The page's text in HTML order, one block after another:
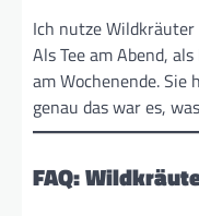
Ich nutze
Als Tee am Abend,
am Wochenende.
genau das war es,
FAQ: